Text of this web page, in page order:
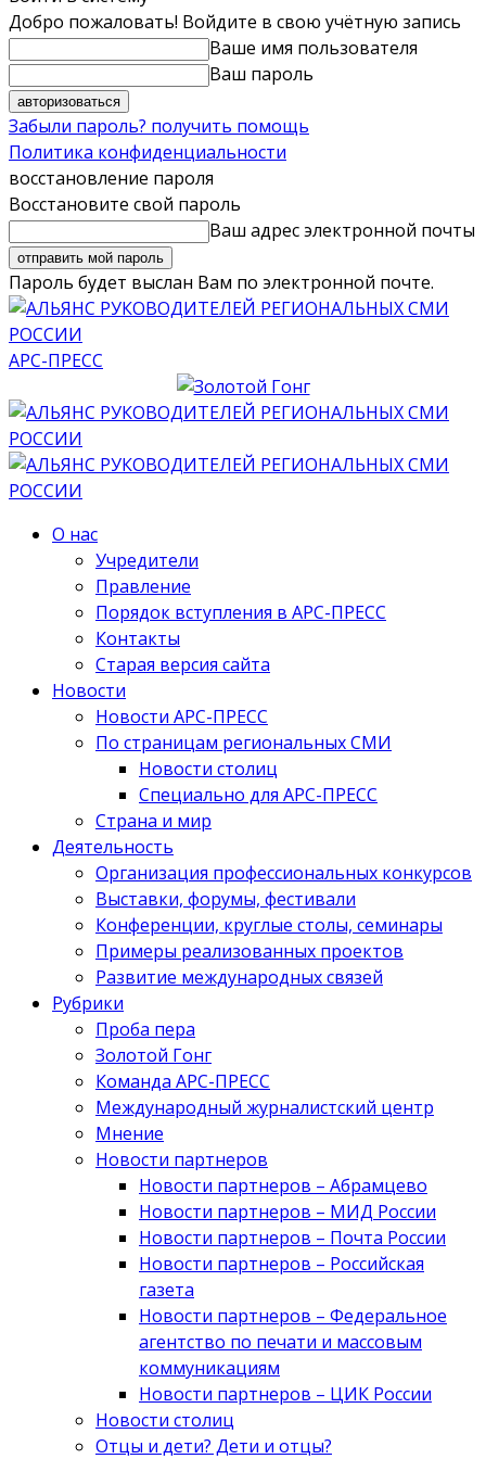
Добро пожаловать! Войдите в свою учётную запись
Ваше имя пользователя
Ваш пароль
Забыли пароль? получить помощь
Политика конфиденциальности
восстановление пароля
Восстановите свой пароль
Ваш адрес электронной почты
Пароль будет выслан Вам по электронной почте.
АРС-ПРЕСС
О нас
Учредители
Правление
Порядок вступления в АРС-ПРЕСС
Контакты
Старая версия сайта
Новости
Новости АРС-ПРЕСС
По страницам региональных СМИ
Новости столиц
Специально для АРС-ПРЕСС
Страна и мир
Деятельность
Организация профессиональных конкурсов
Выставки, форумы, фестивали
Конференции, круглые столы, семинары
Примеры реализованных проектов
Развитие международных связей
Рубрики
Проба пера
Золотой Гонг
Команда АРС-ПРЕСС
Международный журналистский центр
Мнение
Новости партнеров
Новости партнеров – Абрамцево
Новости партнеров – МИД России
Новости партнеров – Почта России
Новости партнеров – Российская
газета
Новости партнеров – Федеральное
агентство по печати и массовым
коммуникациям
Новости партнеров – ЦИК России
Новости столиц
Отцы и дети? Дети и отцы?